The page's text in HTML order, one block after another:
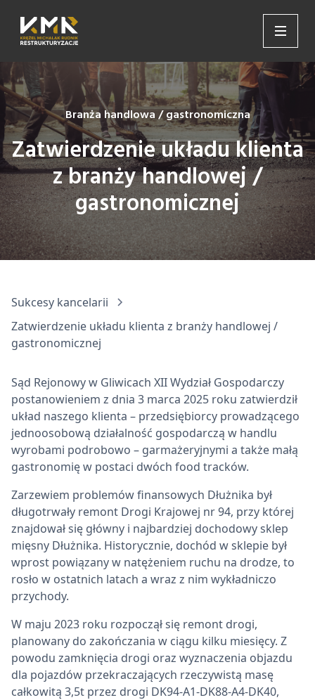
Branża handlowa / gastronomiczna
Zatwierdzenie układu klienta
z branży handlowej /
gastronomicznej
Sukcesy kancelarii
Zatwierdzenie układu klienta z branży handlowej /
gastronomicznej
Sąd Rejonowy w Gliwicach XII Wydział Gospodarczy
postanowieniem z dnia 3 marca 2025 roku zatwierdził
układ naszego klienta – przedsiębiorcy prowadzącego
jednoosobową działalność gospodarczą w handlu
wyrobami podrobowo – garmażeryjnymi a także małą
gastronomię w postaci dwóch food tracków.
Zarzewiem problemów finansowych Dłużnika był
długotrwały remont Drogi Krajowej nr 94, przy której
znajdował się główny i najbardziej dochodowy sklep
mięsny Dłużnika. Historycznie, dochód w sklepie był
wprost powiązany w natężeniem ruchu na drodze, to
rosło w ostatnich latach a wraz z nim wykładniczo
przychody.
W maju 2023 roku rozpoczął się remont drogi,
planowany do zakończania w ciągu kilku miesięcy. Z
powodu zamknięcia drogi oraz wyznaczenia objazdu
dla pojazdów przekraczających rzeczywistą masę
całkowitą 3,5t przez drogi DK94-A1-DK88-A4-DK40,